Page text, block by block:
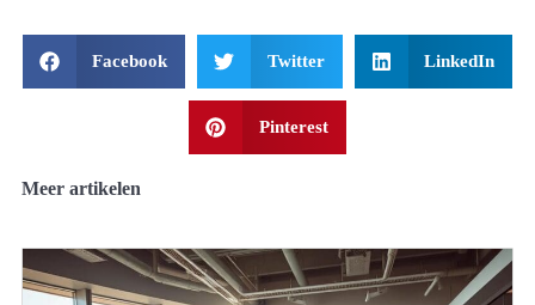
Facebook Twitter LinkedIn
Pinterest
Meer artikelen